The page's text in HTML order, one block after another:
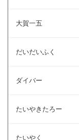
大賀一五
だいだいふく
ダイバー
たいやきたろー
たいやく